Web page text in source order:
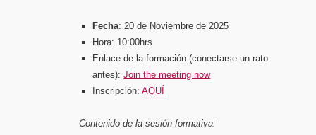
Fecha: 20 de Noviembre de 2025
Hora: 10:00hrs
Enlace de la formación (conectarse un rato
antes):Join the meeting now
Inscripción:AQUÍ
Contenido de la sesión formativa: